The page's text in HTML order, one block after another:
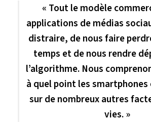
« Tout le modèle
applications de médias
distraire, de nous faire
temps et de nous rendre
l’algorithme. Nous
à quel point les
sur de nombreux autres
vies. »